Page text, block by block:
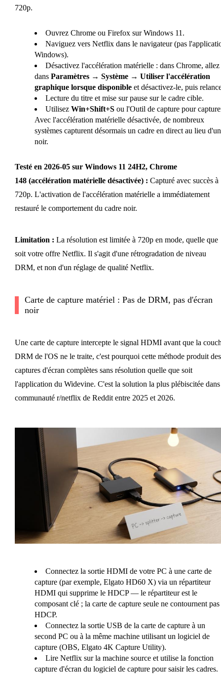
720p.
Ouvrez Chrome ou Firefox sur Windows 11.
Naviguez vers Netflix dans le navigateur (pas
Windows).
Désactivez l'accélération matérielle : dans Chrome, allez
dans Paramètres → Système → Utiliser l'accélération
graphique lorsque disponibleet désactivez-le, puis
Lecture du titre et mise sur pause sur le cadre cible.
Utilisez Win+Shift+Sou l'Outil de capture pour
Avec l'accélération matérielle désactivée, de nombreux
systèmes capturent désormais un cadre en direct au lieu d'un
noir.
Testé en 2026-05 sur Windows 11 24H2, Chrome
148 (accélération matérielle désactivée) : Capturé avec succès à
720p. L'activation de l'accélération matérielle a immédiatement
restauré le comportement du cadre noir.
Limitation : La résolution est limitée à 720p en mode, quelle que
soit votre offre Netflix. Il s'agit d'une rétrogradation de niveau
DRM, et non d'un réglage de qualité Netflix.
Carte de capture matériel : Pas de DRM, pas d'écran
noir
Une carte de capture intercepte le signal HDMI avant que la
DRM de l'OS ne le traite, c'est pourquoi cette méthode produit des
captures d'écran complètes sans résolution quelle que soit
l'application du Widevine. C'est la solution la plus plébiscitée
communauté r/netflix de Reddit entre 2025 et 2026.
Connectez la sortie HDMI de votre PC à une carte de
capture (par exemple, Elgato HD60 X) via un répartiteur
HDMI qui supprime le HDCP — le répartiteur est le
composant clé ; la carte de capture seule ne contournent pas
HDCP.
Connectez la sortie USB de la carte de capture à un
second PC ou à la même machine utilisant un logiciel de
capture (OBS, Elgato 4K Capture Utility).
Lire Netflix sur la machine source et utilise la fonction
capture d'écran du logiciel de capture pour saisir les cadres.